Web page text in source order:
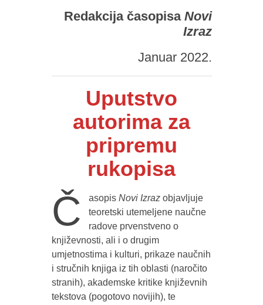
Redakcija časopisa Novi
Izraz
Januar 2022.
Uputstvo
autorima za
pripremu
rukopisa
Č asopis Novi Izrazobjavljuje
teoretski utemeljene naučne
radove prvenstveno o
književnosti, ali i o drugim
umjetnostima i kulturi, prikaze naučnih
i stručnih knjiga iz tih oblasti (naročito
stranih), akademske kritike književnih
tekstova (pogotovo novijih), te